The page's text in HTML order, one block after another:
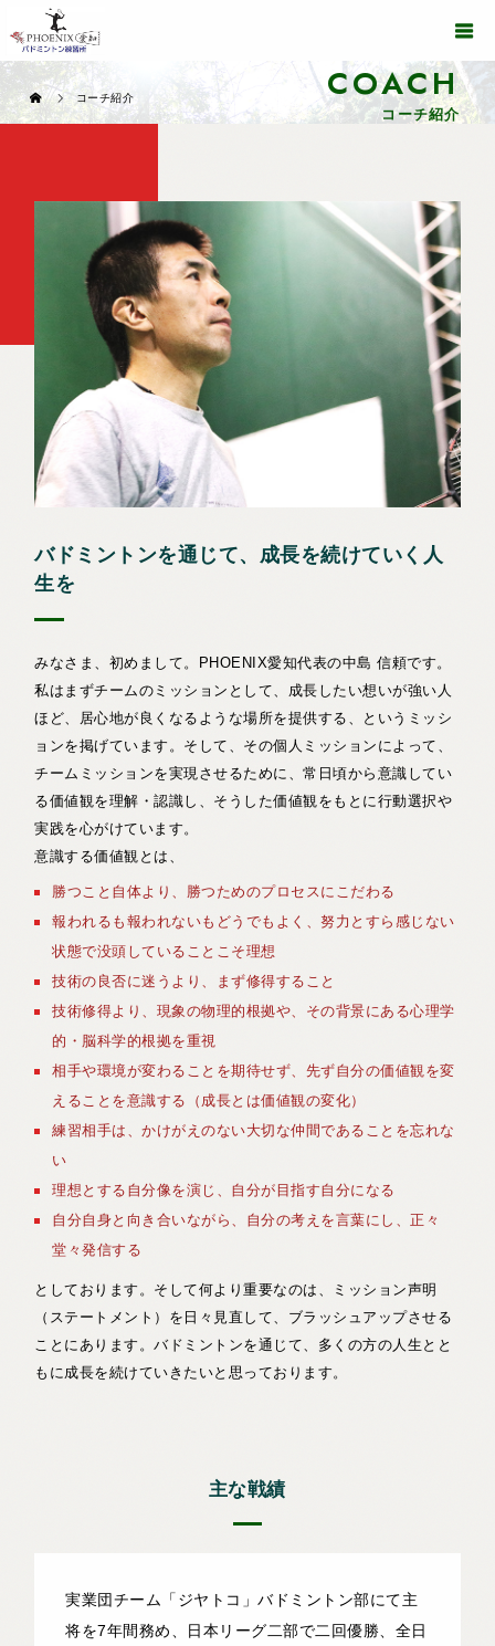
COACH
コーチ紹介
コーチ紹介
バドミントンを通じて、成長を続けていく人
生を
みなさま、初めまして。PHOENIX愛知代表の中島 信頼です。
私はまずチームのミッションとして、成長したい想いが強い人
ほど、居心地が良くなるような場所を提供する、というミッシ
ョンを掲げています。そして、その個人ミッションによって、
チームミッションを実現させるために、常日頃から意識してい
る価値観を理解・認識し、そうした価値観をもとに行動選択や
実践を心がけています。
意識する価値観とは、
勝つこと自体より、勝つためのプロセスにこだわる
報われるも報われないもどうでもよく、努力とすら感じない
状態で没頭していることこそ理想
技術の良否に迷うより、まず修得すること
技術修得より、現象の物理的根拠や、その背景にある心理学
的・脳科学的根拠を重視
相手や環境が変わることを期待せず、先ず自分の価値観を変
えることを意識する（成長とは価値観の変化）
練習相手は、かけがえのない大切な仲間であることを忘れな
い
理想とする自分像を演じ、自分が目指す自分になる
自分自身と向き合いながら、自分の考えを言葉にし、正々
堂々発信する
としております。そして何より重要なのは、ミッション声明
（ステートメント）を日々見直して、ブラッシュアップさせる
ことにあります。バドミントンを通じて、多くの方の人生とと
もに成長を続けていきたいと思っております。
主な戦績
実業団チーム「ジヤトコ」バドミントン部にて主
将を7年間務め、日本リーグ二部で二回優勝、全日